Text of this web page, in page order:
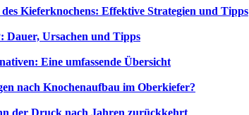
Kieferknochens: Effektive Strategien und Tipps
Dauer, Ursachen und Tipps
Eine umfassende Übersicht
nach Knochenaufbau im Oberkiefer?
der Druck nach Jahren zurückkehrt